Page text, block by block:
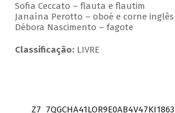
Sofia Ceccato – flauta e flautim
Janaína Perotto – oboé e corne inglês
Débora Nascimento – fagote
Classificação:LIVRE
Z7_7QGCHA41LOR9E0AB4V47KI1863